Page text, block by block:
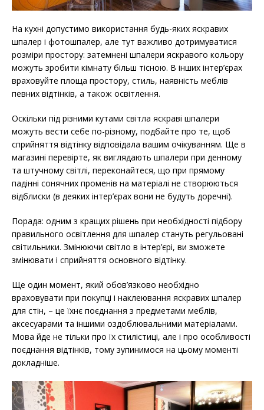
На кухні допустимо використання будь-яких яскравих
шпалер і фотошпалер, але тут важливо дотримуватися
розміри простору: затемнені шпалери яскравого кольору
можуть зробити кімнату більш тісною. В інших інтер’єрах
враховуйте площа простору, стиль, наявність меблів
певних відтінків, а також освітлення.
Оскільки під різними кутами світла яскраві шпалери
можуть вести себе по-різному, подбайте про те, щоб
сприйняття відтінку відповідала вашим очікуванням. Ще в
магазині перевірте, як виглядають шпалери при денному
та штучному світлі, переконайтеся, що при прямому
падінні сонячних променів на матеріалі не створюються
відблиски (в деяких інтер’єрах вони не будуть доречні).
Порада: одним з кращих рішень при необхідності підбору
правильного освітлення для шпалер стануть регульовані
світильники. Змінюючи світло в інтер’єрі, ви зможете
змінювати і сприйняття основного відтінку.
Ще один момент, який обов’язково необхідно
враховувати при покупці і наклеювання яскравих шпалер
для стін, – це їхнє поєднання з предметами меблів,
аксесуарами та іншими оздоблювальними матеріалами.
Мова йде не тільки про їх стилістиці, але і про особливості
поєднання відтінків, тому зупинимося на цьому моменті
докладніше.